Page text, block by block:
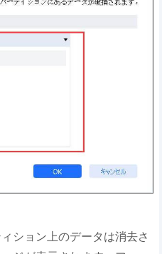
ション上のデータは消去さ